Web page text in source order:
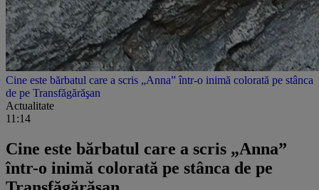
Cine este bărbatul care a scris „Anna” într-o inimă colorată pe stânca
de pe Transfăgărăşan
Actualitate
11:14
Cine este bărbatul care a scris „Anna”
într-o inimă colorată pe stânca de pe